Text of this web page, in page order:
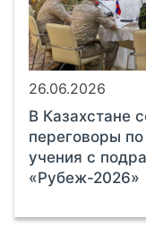
26.06.2026
В Казахстане
переговоры
учения с
«Рубеж-2026»